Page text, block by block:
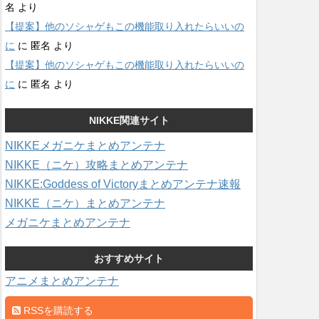
名 より
【提案】他のソシャゲもこの機能取り入れたらいいの
に に 匿名 より
【提案】他のソシャゲもこの機能取り入れたらいいの
に に 匿名 より
NIKKE関連サイト
NIKKEメガニケまとめアンテナ
NIKKE（ニケ）攻略まとめアンテナ
NIKKE:Goddess of Victoryまとめアンテナ速報
NIKKE（ニケ）まとめアンテナ
メガニケまとめアンテナ
おすすめサイト
アニメまとめアンテナ
RSSを購読する